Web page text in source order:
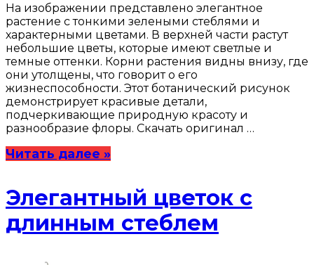
На изображении представлено элегантное
растение с тонкими зелеными стеблями и
характерными цветами. В верхней части растут
небольшие цветы, которые имеют светлые и
темные оттенки. Корни растения видны внизу, где
они утолщены, что говорит о его
жизнеспособности. Этот ботанический рисунок
демонстрирует красивые детали,
подчеркивающие природную красоту и
разнообразие флоры. Скачать оригинал …
Читать далее »
Элегантный цветок с
длинным стеблем